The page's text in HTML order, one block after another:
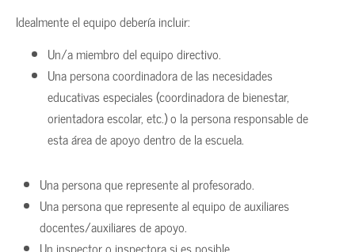
Idealmente el equipo debería incluir:
Un/a miembro del equipo directivo.
Una persona coordinadora de las necesidades
educativas especiales (coordinadora de bienestar,
orientadora escolar, etc.) o la persona responsable de
esta área de apoyo dentro de la escuela.
Una persona que represente al profesorado.
Una persona que represente al equipo de auxiliares
docentes/auxiliares de apoyo.